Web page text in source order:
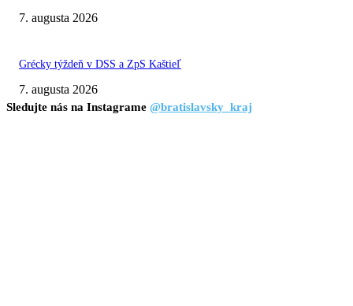
7. augusta 2026
Grécky týždeň v DSS a ZpS Kaštieľ
7. augusta 2026
Sledujte nás na Instagrame @bratislavsky_kraj